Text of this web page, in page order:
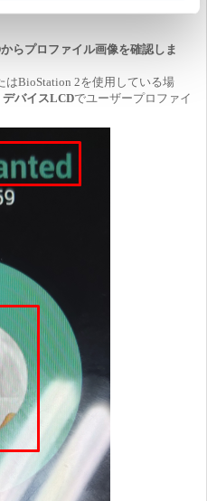
らプロファイル画像を確認しま
はBioStation 2を使用している場
デバイスLCDでユーザープロファイ